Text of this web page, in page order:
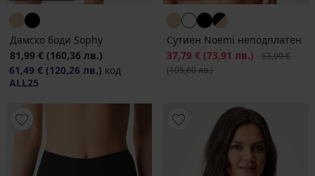
Дамско боди Sophy
81,99 € (160,36 лв.)
61,49 € (120,26 лв.) код
ALL25
Сутиен Noemi неподплатен
Намаление
37,79 € (73,91 лв.)
53,99 €
(105,60 лв.)